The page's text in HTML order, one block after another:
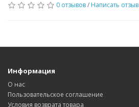
0 отзывов/ Написать отзыв
Информация
О нас
Пользовательское соглашение
Условия возврата товара